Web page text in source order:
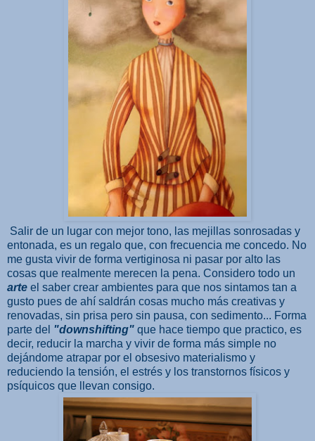
Salir de un lugar con mejor tono, las mejillas sonrosadas y
entonada, es un regalo que, con frecuencia me concedo. No
me gusta vivir de forma vertiginosa ni pasar por alto las
cosas que realmente merecen la pena. Considero todo un
arte el saber crear ambientes para que nos sintamos tan a
gusto pues de ahí saldrán cosas mucho más creativas y
renovadas, sin prisa pero sin pausa, con sedimento... Forma
parte del "downshifting" que hace tiempo que practico, es
decir, reducir la marcha y vivir de forma más simple no
dejándome atrapar por el obsesivo materialismo y
reduciendo la tensión, el estrés y los transtornos físicos y
psíquicos que llevan consigo.